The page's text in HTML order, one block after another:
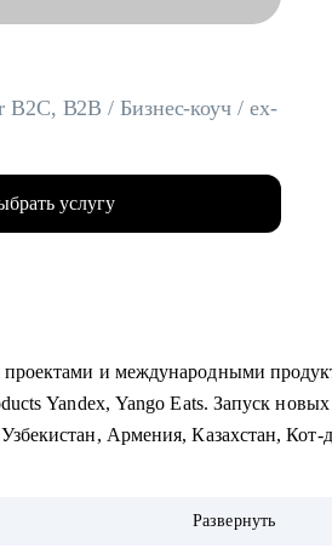
B2B / Бизнес-коуч / ex-
услугу
проектами и международными
Yandex, Yango Eats. Запуск
Армения, Казахстан,
2024), автор программ по
Развернуть